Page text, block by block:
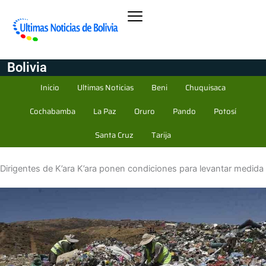
Bolivia
Inicio Ultimas Noticias Beni
Chuquisaca
Cochabamba
La Paz Oruro Pando
Potosí
Santa Cruz
Tarija
Dirigentes de K’ara K’ara ponen condiciones para levantar medida